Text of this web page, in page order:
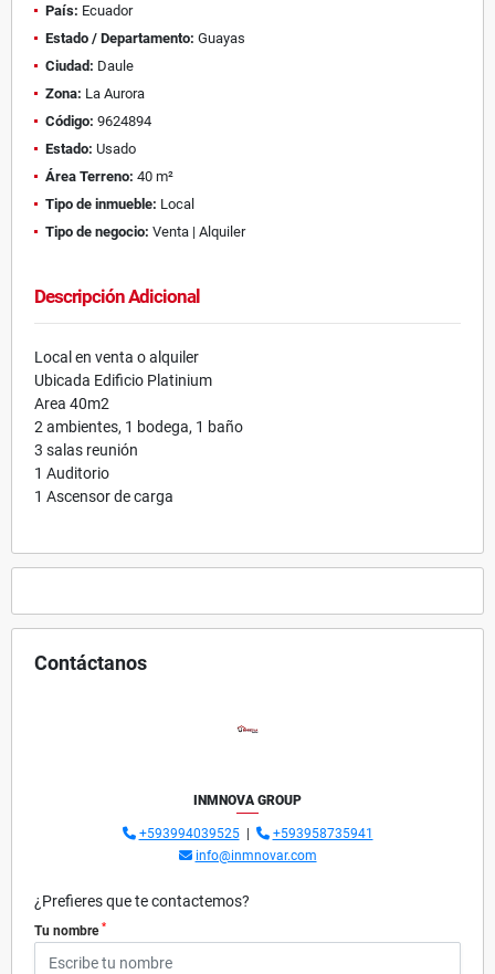
País: Ecuador
Estado / Departamento: Guayas
Ciudad: Daule
Zona: La Aurora
Código: 9624894
Estado: Usado
Área Terreno: 40 m²
Tipo de inmueble: Local
Tipo de negocio: Venta | Alquiler
Descripción Adicional
Local en venta o alquiler
Ubicada Edificio Platinium
Area 40m2
2 ambientes, 1 bodega, 1 baño
3 salas reunión
1 Auditorio
1 Ascensor de carga
Contáctanos
INMNOVA GROUP
+593994039525|
+593958735941
info@inmnovar.com
¿Prefieres que te contactemos?
Tu nombre *